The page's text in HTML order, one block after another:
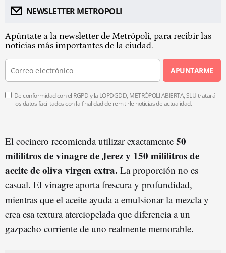
NEWSLETTER METROPOLI
Apúntate a la newsletter de Metrópoli, para recibir las
noticias más importantes de la ciudad.
APUNTARME
De conformidad con el RGPD y la LOPDGDD, METRÓPOLI ABIERTA, SLU tratará
los datos facilitados con la finalidad de remitirle noticias de actualidad.
El cocinero recomienda utilizar exactamente 50
mililitros de vinagre de Jerez y 150 mililitros de
aceite de oliva virgen extra. La proporción no es
casual. El vinagre aporta frescura y profundidad,
mientras que el aceite ayuda a emulsionar la mezcla y
crea esa textura aterciopelada que diferencia a un
gazpacho corriente de uno realmente memorable.